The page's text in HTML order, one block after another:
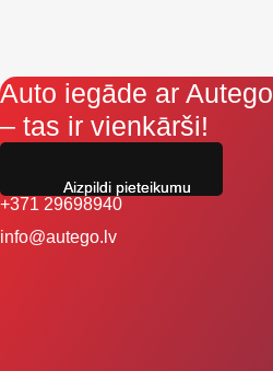
Auto iegāde ar Autego
– tas ir vienkārši!
+371 29698940
info@autego.lv